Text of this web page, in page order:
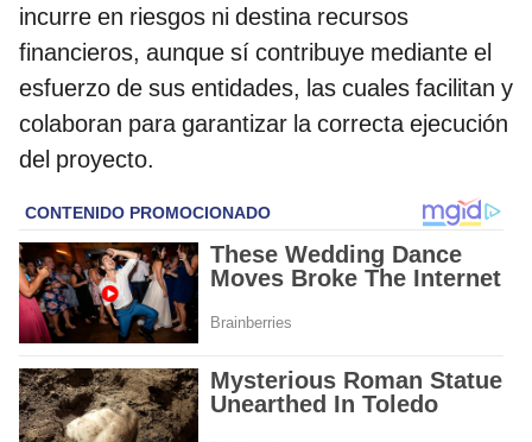
incurre en riesgos ni destina recursos
financieros, aunque sí contribuye mediante el
esfuerzo de sus entidades, las cuales facilitan y
colaboran para garantizar la correcta ejecución
del proyecto.